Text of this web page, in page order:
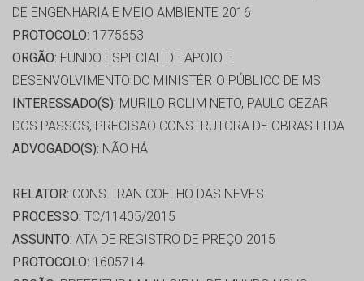
DE ENGENHARIA E MEIO AMBIENTE 2016
PROTOCOLO: 1775653
ORGÃO: FUNDO ESPECIAL DE APOIO E
DESENVOLVIMENTO DO MINISTÉRIO PÚBLICO DE MS
INTERESSADO(S): MURILO ROLIM NETO, PAULO CEZAR
DOS PASSOS, PRECISAO CONSTRUTORA DE OBRAS LTDA
ADVOGADO(S): NÃO HÁ
RELATOR: CONS. IRAN COELHO DAS NEVES
PROCESSO: TC/11405/2015
ASSUNTO: ATA DE REGISTRO DE PREÇO 2015
PROTOCOLO: 1605714